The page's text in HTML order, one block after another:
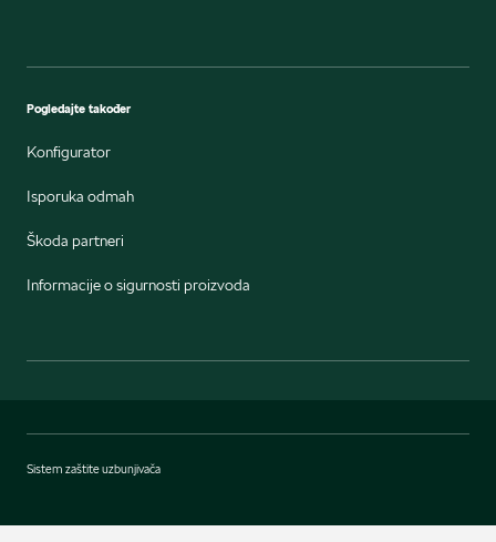
Pogledajte također
Konfigurator
Isporuka odmah
Škoda partneri
Informacije o sigurnosti proizvoda
Sistem zaštite uzbunjivača